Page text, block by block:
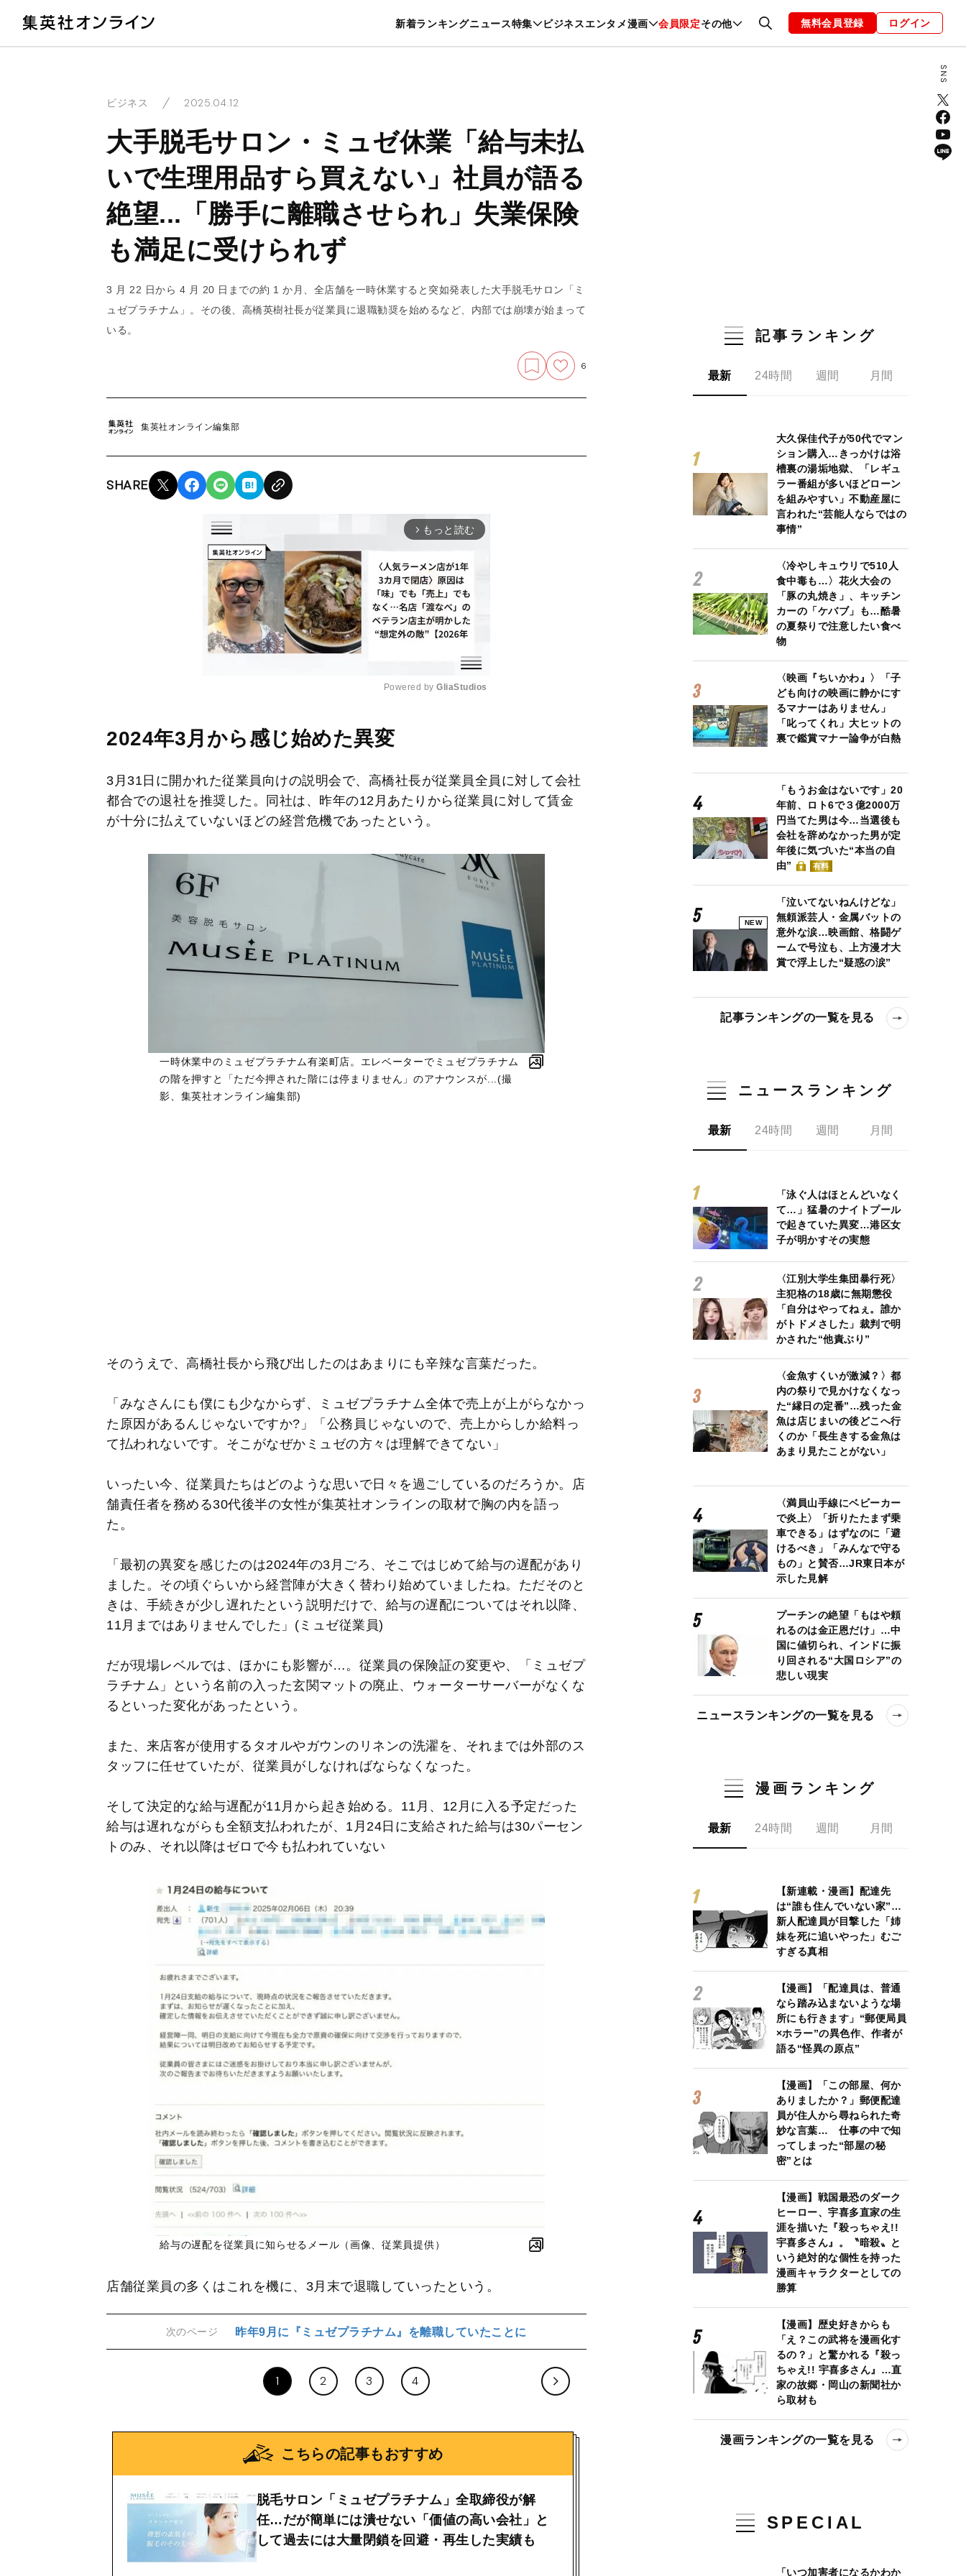
新着ランキングニュース特集 ビジネスエンタメ漫画 会員限定その他
暮らし スポーツ ヘルスケア 美容 グルメ ファッション 恋愛・結婚 編集部 お知らせ
無料会員登録 ログイン
ビジネス 2025.04.12
大手脱毛サロン・ミュゼ休業「給与未払
いで生理用品すら買えない」社員が語る
絶望...「勝手に離職させられ」失業保険
も満足に受けられず
3 月 22 日から 4 月 20 日までの約 1 か月、全店舗を一時休業すると突如発表した大手脱毛サロン「ミ
ュゼプラチナム」。その後、高橋英樹社長が従業員に退職勧奨を始めるなど、内部では崩壊が始まって
いる。
6
集英社オンライン編集部
SHARE
arrow_forward_ios もっと読む
e
Powered by GliaStudios
2024年3月から感じ始めた異変
3月31日に開かれた従業員向けの説明会で、高橋社長が従業員全員に対して会社
都合での退社を推奨した。同社は、昨年の12月あたりから従業員に対して賃金
が十分に払えていないほどの経営危機であったという。
一時休業中のミュゼプラチナム有楽町店。エレベーターでミュゼプラチナム
の階を押すと「ただ今押された階には停まりません」のアナウンスが...(撮
影、集英社オンライン編集部)
そのうえで、高橋社長から飛び出したのはあまりにも辛辣な言葉だった。
「みなさんにも僕にも少なからず、ミュゼプラチナム全体で売上が上がらなかっ
た原因があるんじゃないですか?」「公務員じゃないので、売上からしか給料っ
て払われないです。そこがなぜかミュゼの方々は理解できてない」
いったい今、従業員たちはどのような思いで日々を過ごしているのだろうか。店
舗責任者を務める30代後半の女性が集英社オンラインの取材で胸の内を語っ
た。
「最初の異変を感じたのは2024年の3月ごろ、そこではじめて給与の遅配があり
ました。その頃ぐらいから経営陣が大きく替わり始めていましたね。ただそのと
きは、手続きが少し遅れたという説明だけで、給与の遅配についてはそれ以降、
11月まではありませんでした」(ミュゼ従業員)
だが現場レベルでは、ほかにも影響が…。従業員の保険証の変更や、「ミュゼプ
ラチナム」という名前の入った玄関マットの廃止、ウォーターサーバーがなくな
るといった変化があったという。
また、来店客が使用するタオルやガウンのリネンの洗濯を、それまでは外部のス
タッフに任せていたが、従業員がしなければならなくなった。
そして決定的な給与遅配が11月から起き始める。11月、12月に入る予定だった
給与は遅れながらも全額支払われたが、1月24日に支給された給与は30パーセン
トのみ、それ以降はゼロで今も払われていない
給与の遅配を従業員に知らせるメール（画像、従業員提供）
店舗従業員の多くはこれを機に、3月末で退職していったという。
次のページ 昨年9月に『ミュゼプラチナム』を離職していたことに
1 2 3 4
こちらの記事もおすすめ
脱毛サロン「ミュゼプラチナム」全取締役が解
任…だが簡単には潰せない「価値の高い会社」と
して過去には大量閉鎖を回避・再生した実績も
記事ランキング
最新 24時間 週間 月間
大久保佳代子が50代でマン
ション購入…きっかけは浴
槽裏の湯垢地獄、「レギュ
ラー番組が多いほどローン
を組みやすい」不動産屋に
言われた“芸能人ならではの
事情”
〈冷やしキュウリで510人
食中毒も…〉花火大会の
「豚の丸焼き」、キッチン
カーの「ケバブ」も…酷暑
の夏祭りで注意したい食べ
物
〈映画『ちいかわ』〉「子
ども向けの映画に静かにす
るマナーはありません」
「叱ってくれ」大ヒットの
裏で鑑賞マナー論争が白熱
「もうお金はないです」20
年前、ロト6で３億2000万
円当てた男は今…当選後も
会社を辞めなかった男が定
年後に気づいた“本当の自
由”
有料
NEW
「泣いてないねんけどな」
無頼派芸人・金属バットの
意外な涙…映画館、格闘ゲ
ームで号泣も、上方漫才大
賞で浮上した“疑惑の涙”
記事ランキングの一覧を見る
ニュースランキング
最新 24時間 週間 月間
「泳ぐ人はほとんどいなく
て…」猛暑のナイトプール
で起きていた異変…港区女
子が明かすその実態
〈江別大学生集団暴行死〉
主犯格の18歳に無期懲役
「自分はやってねぇ。誰か
がトドメさした」裁判で明
かされた“他責ぶり”
〈金魚すくいが激減？〉都
内の祭りで見かけなくなっ
た“縁日の定番”…残った金
魚は店じまいの後どこへ行
くのか「長生きする金魚は
あまり見たことがない」
〈満員山手線にベビーカー
で炎上〉「折りたたまず乗
車できる」はずなのに「避
けるべき」「みんなで守る
もの」と賛否…JR東日本が
示した見解
プーチンの絶望「もはや頼
れるのは金正恩だけ」…中
国に値切られ、インドに振
り回される“大国ロシア”の
悲しい現実
ニュースランキングの一覧を見る
漫画ランキング
最新 24時間 週間 月間
【新連載・漫画】配達先
は“誰も住んでいない家”…
新人配達員が目撃した「姉
妹を死に追いやった」むご
すぎる真相
【漫画】「配達員は、普通
なら踏み込まないような場
所にも行きます」“郵便局員
×ホラー”の異色作、作者が
語る“怪異の原点”
【漫画】「この部屋、何か
ありましたか？」郵便配達
員が住人から尋ねられた奇
妙な言葉… 仕事の中で知
ってしまった“部屋の秘
密”とは
【漫画】戦国最恐のダーク
ヒーロー、宇喜多直家の生
涯を描いた『殺っちゃえ!!
宇喜多さん』。〝暗殺〟と
いう絶対的な個性を持った
漫画キャラクターとしての
勝算
【漫画】歴史好きからも
「え？この武将を漫画化す
るの？」と驚かれる『殺っ
ちゃえ!! 宇喜多さん』…直
家の故郷・岡山の新聞社か
ら取材も
漫画ランキングの一覧を見る
SPECIAL
「いつ加害者になるかわか